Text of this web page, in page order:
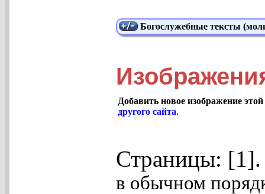
Богослужебные тексты
Добавить новое изображение
другого сайта.
Страницы:
в обычном